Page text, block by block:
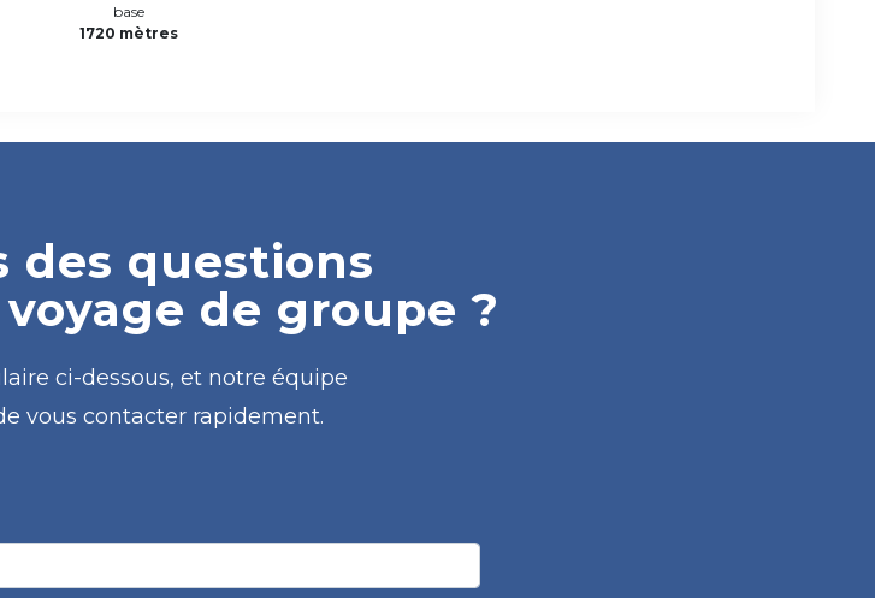
base
1720 mètres
des questions
de groupe ?
ci-dessous, et notre équipe
vous contacter rapidement.